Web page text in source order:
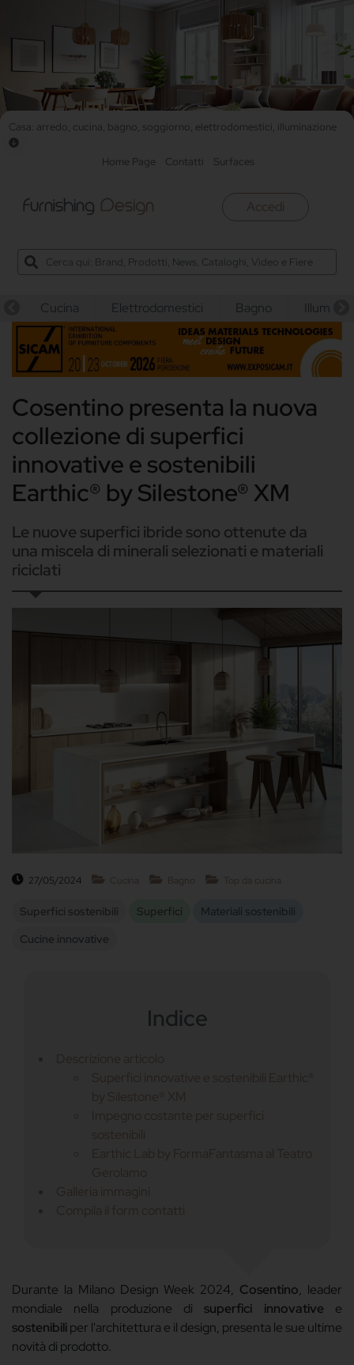
Casa: arredo, cucina, bagno, soggiorno, elettrodomestici, illuminazione
Home Page Contatti Surfaces
Accedi
Cucina Elettrodomestici Bagno
Cosentino presenta la nuova
collezione di superfici
innovative e sostenibili
Earthic® by Silestone® XM
Le nuove superfici ibride sono ottenute da
una miscela di minerali selezionati e materiali
riciclati
27/05/2024 Bagno
Superfici sostenibili Superfici
Materiali sostenibili
Cucine innovative
Indice
Durante la Milano Design Week 2024, Cosentino, leader
mondiale nella produzione di superfici innovativee
sostenibiliper l'architettura e il design, presenta le sue ultime
novità di prodotto.